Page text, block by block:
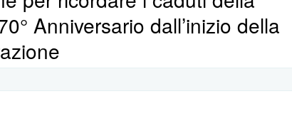
Anniversario dall’inizio della